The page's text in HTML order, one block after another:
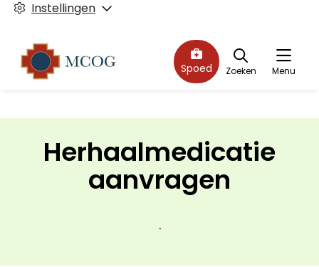
Instellingen
Menu
Spoed Zoeken
Herhaalmedicatie
aanvragen
.